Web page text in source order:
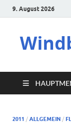
9. August 2026
2011 / ALLGEMEIN /